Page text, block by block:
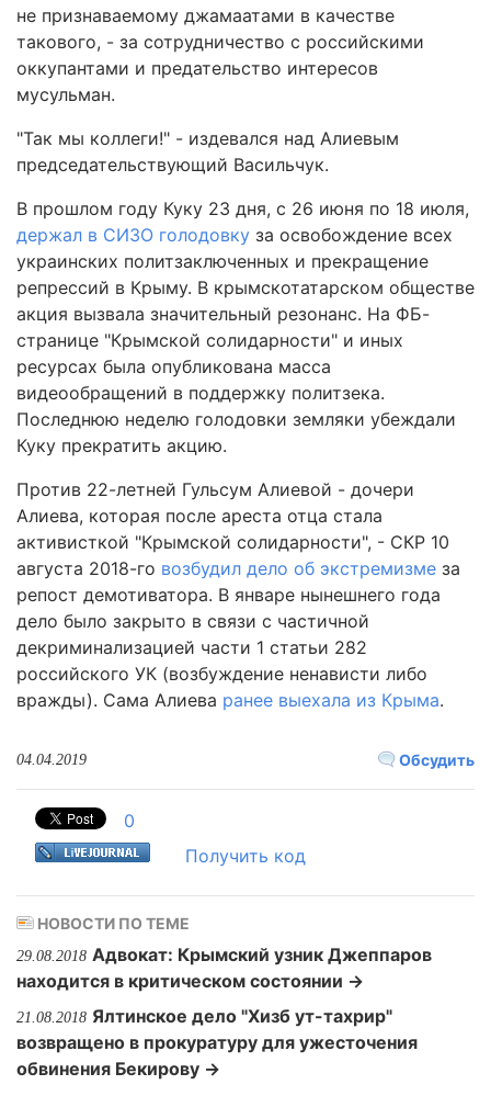
не признаваемому джамаатами в качестве
такового, - за сотрудничество с российскими
оккупантами и предательство интересов
мусульман.
"Так мы коллеги!" - издевался над Алиевым
председательствующий Васильчук.
В прошлом году Куку 23 дня, с 26 июня по 18 июля,
держал в СИЗО голодовку за освобождение всех
украинских политзаключенных и прекращение
репрессий в Крыму. В крымскотатарском обществе
акция вызвала значительный резонанс. На ФБ-
странице "Крымской солидарности" и иных
ресурсах была опубликована масса
видеообращений в поддержку политзека.
Последнюю неделю голодовки земляки убеждали
Куку прекратить акцию.
Против 22-летней Гульсум Алиевой - дочери
Алиева, которая после ареста отца стала
активисткой "Крымской солидарности", - СКР 10
августа 2018-го возбудил дело об экстремизме за
репост демотиватора. В январе нынешнего года
дело было закрыто в связи с частичной
декриминализацией части 1 статьи 282
российского УК (возбуждение ненависти либо
вражды). Сама Алиева ранее выехала из Крыма.
Обсудить
04.04.2019
0
Получить код
НОВОСТИ ПО ТЕМЕ
29.08.2018 Адвокат: Крымский узник Джеппаров
находится в критическом состоянии →
21.08.2018 Ялтинское дело "Хизб ут-тахрир"
возвращено в прокуратуру для ужесточения
обвинения Бекирову →